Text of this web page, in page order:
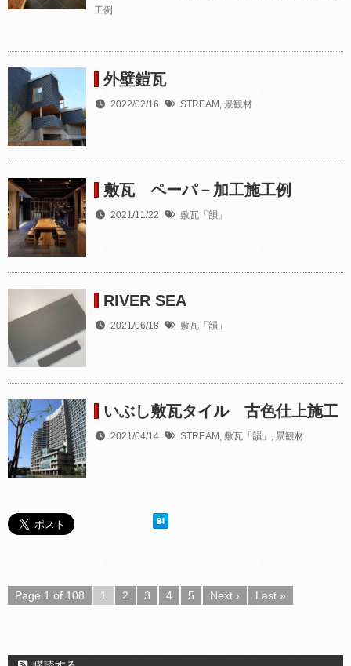
工例
外壁鎧瓦
2022/02/16 STREAM 景観材
敷瓦 ペーパ－加工施工例
2021/11/22 敷瓦「韻」
RIVER SEA
2021/06/18 敷瓦「韻」
いぶし敷瓦タイル 古色仕上施工
2021/04/14 STREAM 敷瓦「韻」 景観材
Page 1 of 108 1 2 3 4 5 Next › Last »